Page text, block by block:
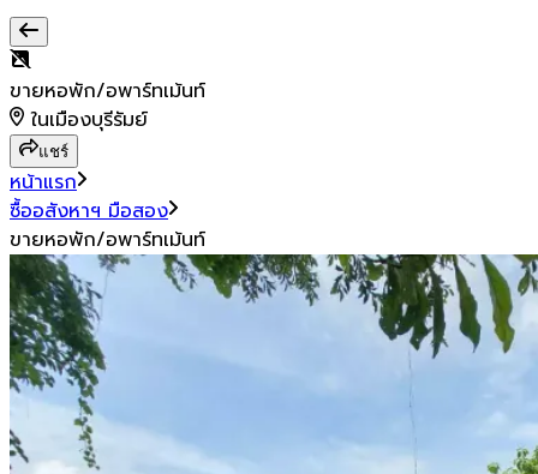
ขายหอพัก/อพาร์ทเม้นท์
ในเมืองบุรีรัมย์
แชร์
หน้าแรก
ซื้ออสังหาฯ มือสอง
ขายหอพัก/อพาร์ทเม้นท์